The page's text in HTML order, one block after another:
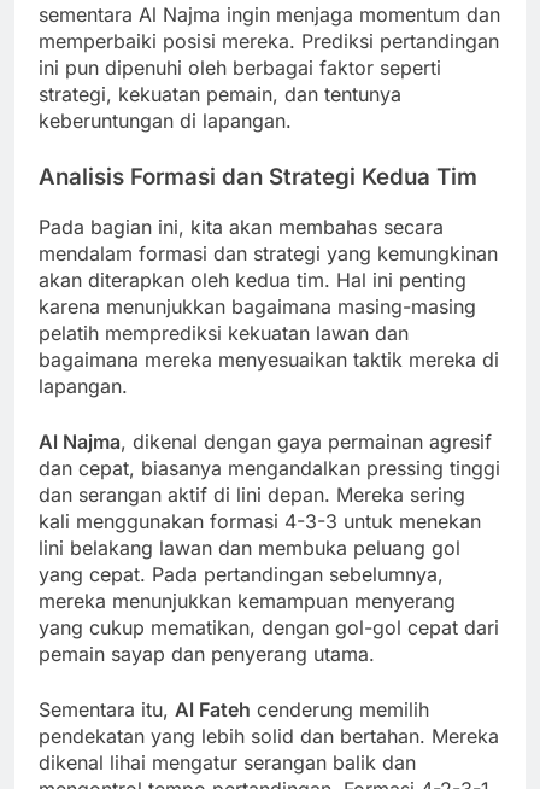
sementara Al Najma ingin menjaga momentum dan
memperbaiki posisi mereka. Prediksi pertandingan
ini pun dipenuhi oleh berbagai faktor seperti
strategi, kekuatan pemain, dan tentunya
keberuntungan di lapangan.
Analisis Formasi dan Strategi Kedua Tim
Pada bagian ini, kita akan membahas secara
mendalam formasi dan strategi yang kemungkinan
akan diterapkan oleh kedua tim. Hal ini penting
karena menunjukkan bagaimana masing-masing
pelatih memprediksi kekuatan lawan dan
bagaimana mereka menyesuaikan taktik mereka di
lapangan.
Al Najma, dikenal dengan gaya permainan agresif
dan cepat, biasanya mengandalkan pressing tinggi
dan serangan aktif di lini depan. Mereka sering
kali menggunakan formasi 4-3-3 untuk menekan
lini belakang lawan dan membuka peluang gol
yang cepat. Pada pertandingan sebelumnya,
mereka menunjukkan kemampuan menyerang
yang cukup mematikan, dengan gol-gol cepat dari
pemain sayap dan penyerang utama.
Sementara itu, Al Fateh cenderung memilih
pendekatan yang lebih solid dan bertahan. Mereka
dikenal lihai mengatur serangan balik dan